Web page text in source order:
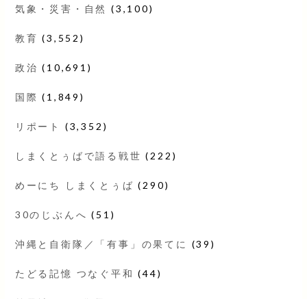
気象・災害・自然 (3,100)
教育 (3,552)
政治 (10,691)
国際 (1,849)
リポート (3,352)
しまくとぅばで語る戦世 (222)
めーにち しまくとぅば (290)
30のじぶんへ (51)
沖縄と自衛隊／「有事」の果てに (39)
たどる記憶 つなぐ平和 (44)